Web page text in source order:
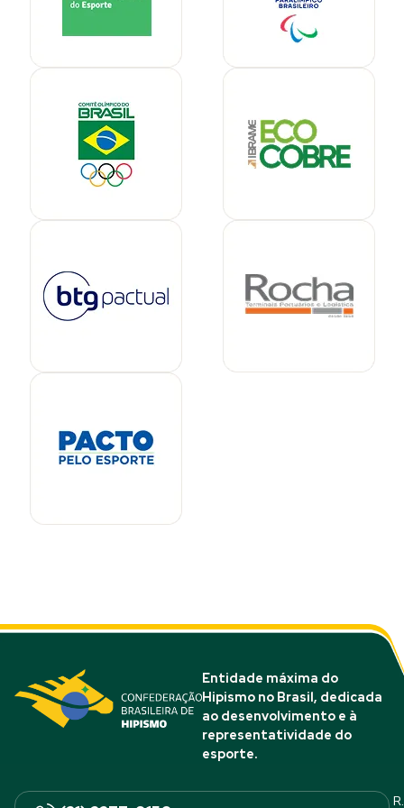
Entidade máxima do
Hipismo no Brasil, dedicada
ao desenvolvimento e à
representatividade do
esporte.
R.